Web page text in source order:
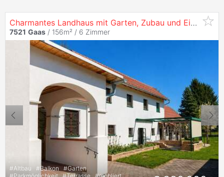
Charmantes Landhaus mit Garten, Zubau und Einliegerwohnung im Südburgenland
7521 Gaas / 156m² / 6 Zimmer
#Altbau #Balkon #Garten